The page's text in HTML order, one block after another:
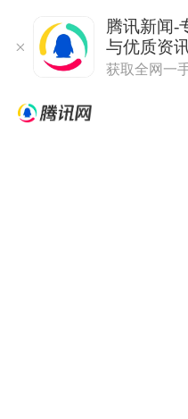
腾讯新闻-
与优质资
获取全网一